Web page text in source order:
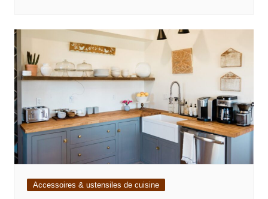
Accessoires & ustensiles de cuisine